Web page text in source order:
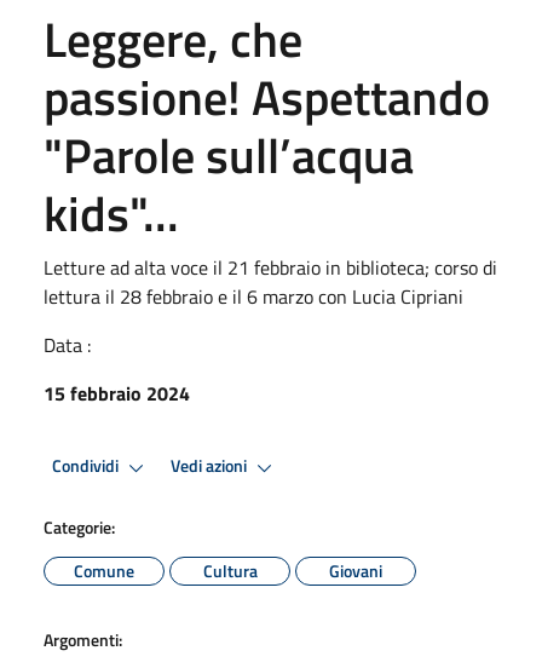
Leggere, che
passione! Aspettando
"Parole sull’acqua
kids"...
Letture ad alta voce il 21 febbraio in biblioteca; corso di
lettura il 28 febbraio e il 6 marzo con Lucia Cipriani
Data :
15 febbraio 2024
Condividi Vedi azioni
Categorie:
Comune
Cultura Giovani
Argomenti: